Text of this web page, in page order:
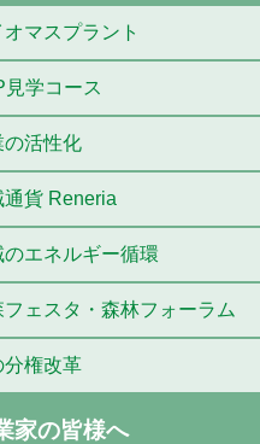
マスプラント
見学コース
の活性化
通貨 Reneria
のエネルギー循環
フェスタ・森林フォーラム
分権改革
家の皆様へ